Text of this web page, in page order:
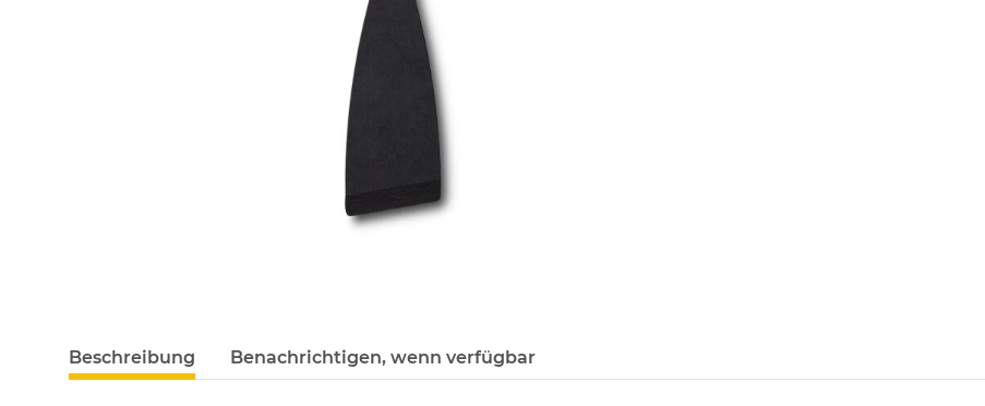
Beschreibung Benachrichtigen, wenn verfügbar